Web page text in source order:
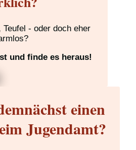
- oder doch eher
und finde es heraus!
einen
Jugendamt?